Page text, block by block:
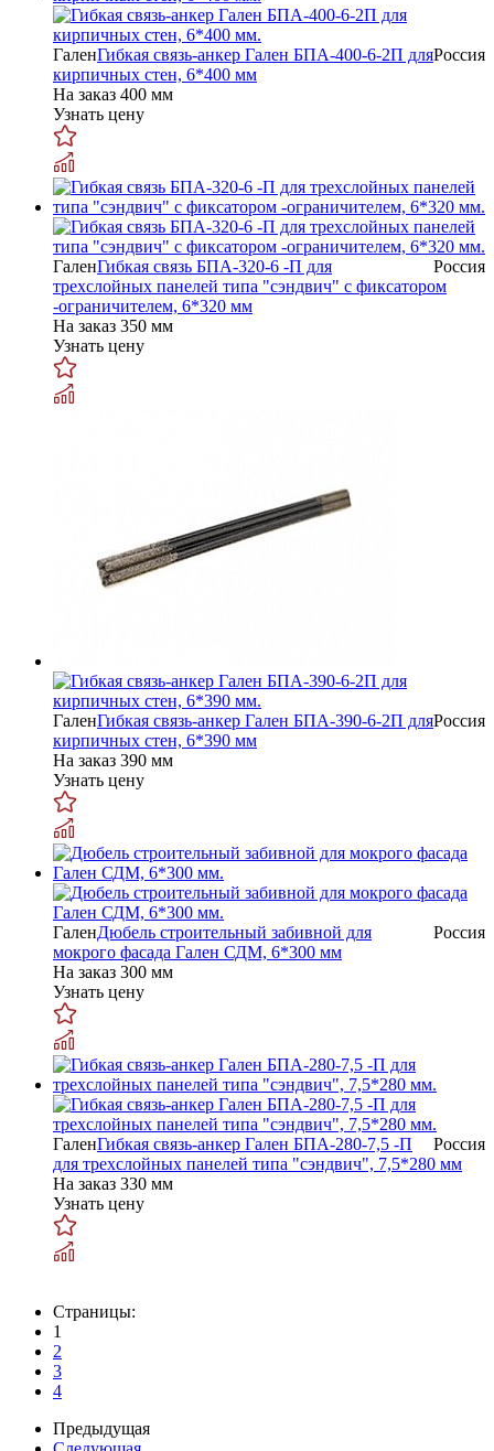
Гален Россия
Гибкая связь-анкер Гален БПА-400-6-2П для
кирпичных стен, 6*400 мм
На заказ 400 мм
Узнать цену
Гален Россия
Гибкая связь БПА-320-6 -П для
трехслойных панелей типа "сэндвич" с фиксатором
-ограничителем, 6*320 мм
На заказ 350 мм
Узнать цену
Гален Россия
Гибкая связь-анкер Гален БПА-390-6-2П для
кирпичных стен, 6*390 мм
На заказ 390 мм
Узнать цену
Гален Россия
Дюбель строительный забивной для
мокрого фасада Гален СДМ, 6*300 мм
На заказ 300 мм
Узнать цену
Гален Россия
Гибкая связь-анкер Гален БПА-280-7,5 -П
для трехслойных панелей типа "сэндвич", 7,5*280 мм
На заказ 330 мм
Узнать цену
Страницы:
1
2
3
4
Предыдущая